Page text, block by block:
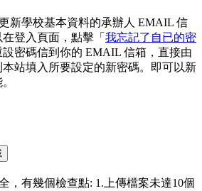
新學校基本資料的承辦人 EMAIL 信
登入頁面，點擊「 我忘記了自已的密
設密碼信到你的 EMAIL 信箱，直接由
站填入所要設定的新密碼。即可以新
，有幾個檢查點: 1.上傳檔案未達10個